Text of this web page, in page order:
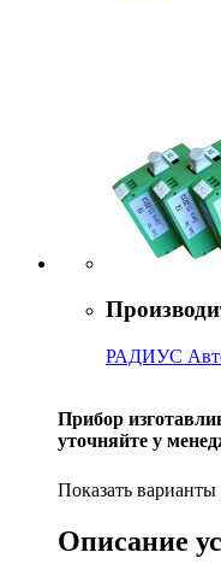
РАДИУС
Прибор
уточняйте у
Показать
Описание